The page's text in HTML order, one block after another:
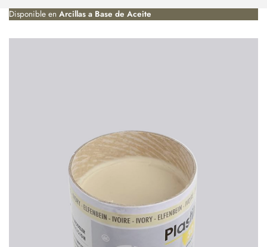
Disponible en Arcillas a Base de Aceite